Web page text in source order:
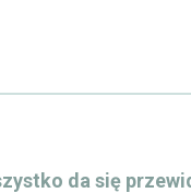
da się